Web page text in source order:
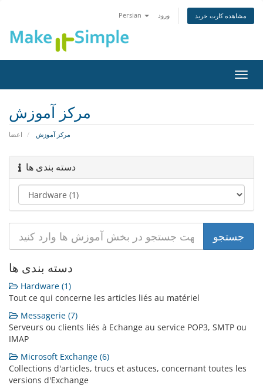
Persian ورود مشاهده کارت خرید
تغییر
مرکز آموزش
اعضا مرکز آموزش
دسته بندی ها
دسته بندی ها
Hardware (1)
Tout ce qui concerne les articles liés au matériel
Messagerie (7)
Serveurs ou clients liés à Echange au service POP3, SMTP ou
IMAP
Microsoft Exchange (6)
Collections d'articles, trucs et astuces, concernant toutes les
versions d'Exchange